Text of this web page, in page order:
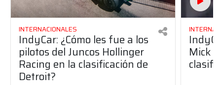
INTERNACIONALES
IndyCar: ¿Cómo les fue a los
pilotos del Juncos Hollinger
Racing en la clasificación de
Detroit?
Mick